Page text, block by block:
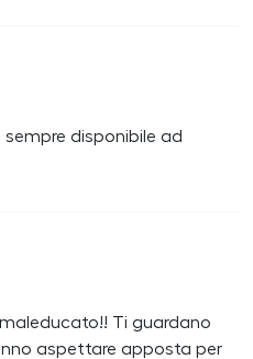
sempre disponibile ad
Ti guardano
aspettare apposta per